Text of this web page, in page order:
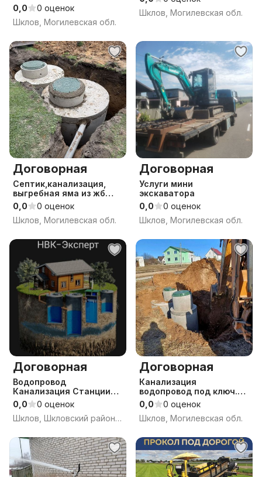
0,0
0 оценок
Шклов, Могилевская обл.
Шклов, Могилевская обл.
Договорная
Септик,канализация,
выгребная яма из жб
колец
0,0
0 оценок
Шклов, Могилевская обл.
Договорная
Услуги мини
экскаватора
0,0
0 оценок
Шклов, Могилевская обл.
Договорная
Водопровод
Канализация Станции
биологической очистки
септик
0,0
0 оценок
Шклов, Шкловский район, Могилёвская область
Договорная
Канализация
водопровод под ключ.
ЖБИ кольца.
Железобетонные
кольца. Доставка
Монтаж
0,0
0 оценок
Шклов, Могилевская обл.